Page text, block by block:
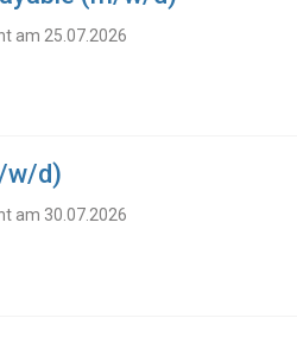
am 25.07.2026
w/d)
am 30.07.2026